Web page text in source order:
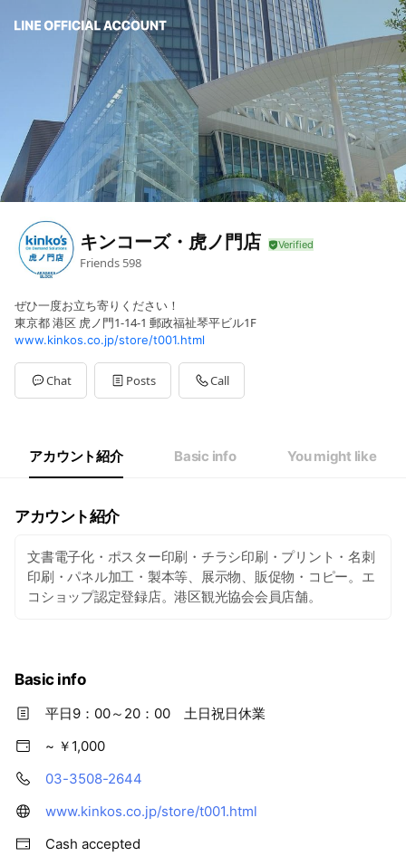
キンコーズ・虎ノ門店
Friends 598
ぜひ一度お立ち寄りください！
東京都 港区 虎ノ門1-14-1 郵政福祉琴平ビル1F
www.kinkos.co.jp/store/t001.html
Chat Posts Call
アカウント紹介 Basic info You might like
アカウント紹介
文書電子化・ポスター印刷・チラシ印刷・プリント・名刺
印刷・パネル加工・製本等、展示物、販促物・コピー。エ
コショップ認定登録店。港区観光協会会員店舗。
Basic info
平日9：00～20：00 土日祝日休業
~ ￥1,000
03-3508-2644
www.kinkos.co.jp/store/t001.html
Cash accepted